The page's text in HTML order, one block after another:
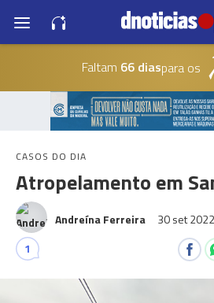
Faltam 66 diaspara os
CASOS DO DIA
Atropelamento em
Andreína Ferreira 30 set 2022
1